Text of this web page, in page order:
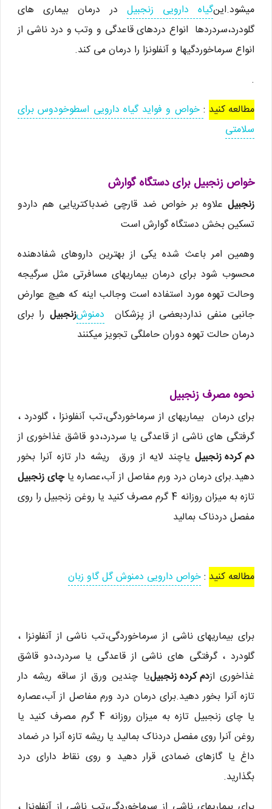
میشود.اینگیاه دارویی زنجبیل در درمان بیماری های
گلودرد،سردردها انواع دردهای قاعدگی و وتب و درد ناشی از
انواع سرماخوردگیها و آنفلونزا را درمان می كند.
.
مطالعه کنید : خواص و فواید گیاه دارویی اسطوخودوس برای
سلامتی
خواص زنجبیل برای دستگاه گوارش
زنجبیل علاوه بر خواص ضد قارچی ضدباکتریایی هم داردو
تسکین بخش دستگاه گوارش است
وهمین امر باعث شده یکی از بهترین داروهای شفادهنده
محسوب شود برای درمان بیماریهای مسافرتی مثل سرگیجه
وحالت تهوه مورد استفاده است وجالب اینه که هیچ عوارض
جانبی منفی نداردبعضی از پزشکان دمنوشزنجبیل را برای
درمان حالت تهوه دوران حاملگی تجویز میکنند
نحوه مصرف زنجبیل
برای درمان بیماریهای از سرماخوردگی،تب آنفلونزا ، گلودرد ،
گرفتگی های ناشی از قاعدگی یا سردرد،دو قاشق غذاخوری از
دم كرده زنجبیل یاچند لایه از ورق ریشه دار تازه آنرا بخور
دهید.برای درمان درد ورم مفاصل از آب،عصاره یاچای زنجبیل
تازه به میزان روزانه 4 گرم مصرف كنید یا روغن زنجبیل را روی
مفصل دردناک بمالید
مطالعه کنید :خواص دارویی دمنوش گل گاو زبان
برای بیماریهای ناشی از سرماخوردگی،تب ناشی از آنفلونزا ،
گلودرد ، گرفتگی های ناشی از قاعدگی یا سردرد،دو قاشق
غذاخوری ازدم كرده زنجبیلیا چندین ورق از ساقه ریشه دار
تازه آنرا بخور دهید.برای درمان درد ورم مفاصل از آب،عصاره
یا چای زنجبیل تازه به میزان روزانه 4 گرم مصرف كنید یا
روغن آنرا روی مفصل دردناک بمالید یا ریشه تازه آنرا در ضماد
داغ یا گازهای ضمادی قرار دهید و روی نقاط دارای درد
بگذارید.